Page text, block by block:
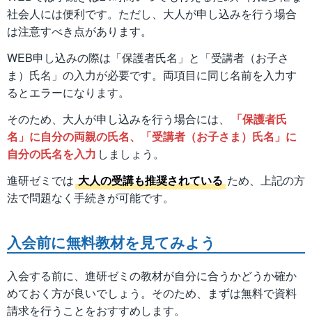
社会人には便利です。ただし、大人が申し込みを行う場合
は注意すべき点があります。
WEB申し込みの際は「保護者氏名」と「受講者（お子さ
ま）氏名」の入力が必要です。両項目に同じ名前を入力す
るとエラーになります。
そのため、大人が申し込みを行う場合には、
「保護者氏
名」に自分の両親の氏名、「受講者（お子さま）氏名」に
自分の氏名を入力 しましょう。
進研ゼミでは 大人の受講も推奨されている ため、上記の方
法で問題なく手続きが可能です。
入会前に無料教材を見てみよう
入会する前に、進研ゼミの教材が自分に合うかどうか確か
めておく方が良いでしょう。そのため、まずは無料で資料
請求を行うことをおすすめします。